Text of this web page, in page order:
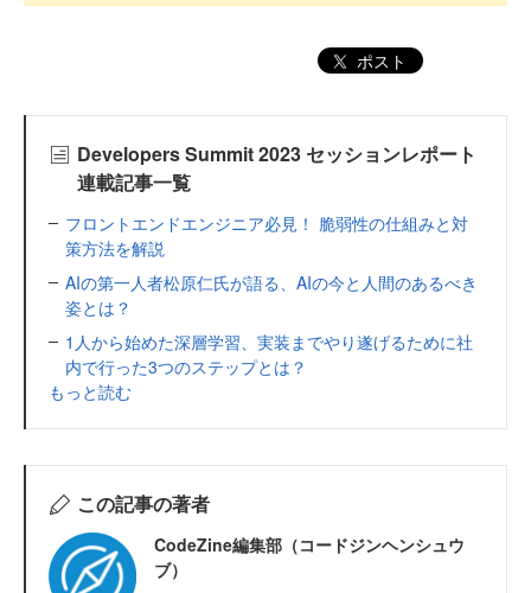
ポスト
Developers Summit 2023 セッションレポート
連載記事一覧
フロントエンドエンジニア必見！ 脆弱性の仕組みと対
策方法を解説
AIの第一人者松原仁氏が語る、AIの今と人間のあるべき
姿とは？
1人から始めた深層学習、実装までやり遂げるために社
内で行った3つのステップとは？
もっと読む
この記事の著者
CodeZine編集部（コードジンヘンシュウ
ブ）